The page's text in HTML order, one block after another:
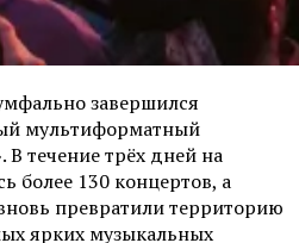
завершился
мультиформатный
В течение трёх дней на
более 130 концертов, а
превратили территорию
ярких музыкальных